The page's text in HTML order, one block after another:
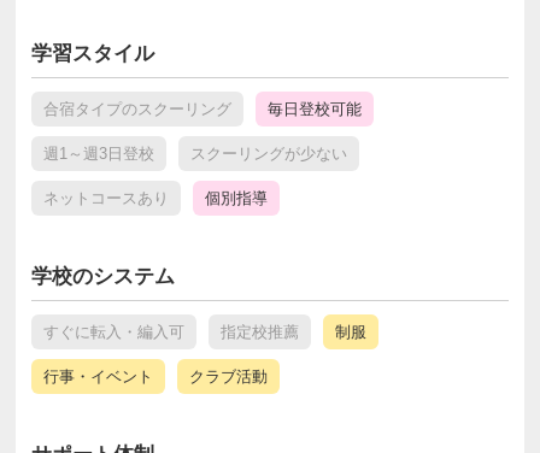
学習スタイル
合宿タイプのスクーリング 毎日登校可能
週1～週3日登校 スクーリングが少ない
ネットコースあり 個別指導
学校のシステム
すぐに転入・編入可 指定校推薦 制服
行事・イベント クラブ活動